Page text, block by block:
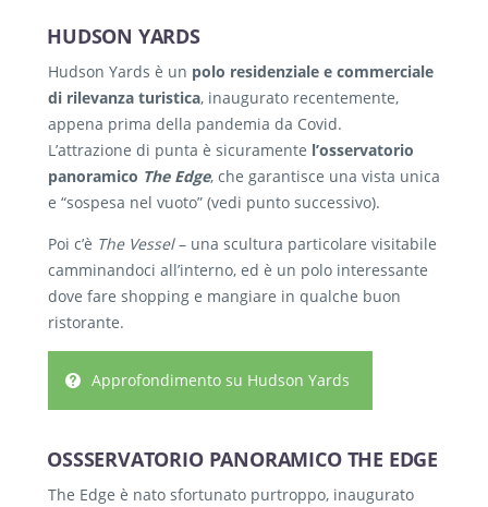
HUDSON YARDS
Hudson Yards è un polo residenziale e commerciale
di rilevanza turistica, inaugurato recentemente,
appena prima della pandemia da Covid.
L’attrazione di punta è sicuramente l’osservatorio
panoramico The Edge, che garantisce una vista unica
e “sospesa nel vuoto” (vedi punto successivo).
Poi c’è The Vessel– una scultura particolare visitabile
camminandoci all’interno, ed è un polo interessante
dove fare shopping e mangiare in qualche buon
ristorante.
Approfondimento su Hudson Yards
OSSSERVATORIO PANORAMICO THE EDGE
The Edge è nato sfortunato purtroppo, inaugurato